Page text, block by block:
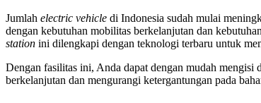
Jumlah electric vehicle di Indonesia sudah mulai
dengan kebutuhan mobilitas berkelanjutan dan
station ini dilengkapi dengan teknologi terbaru untuk
Dengan fasilitas ini, Anda dapat dengan mudah
berkelanjutan dan mengurangi ketergantungan pada